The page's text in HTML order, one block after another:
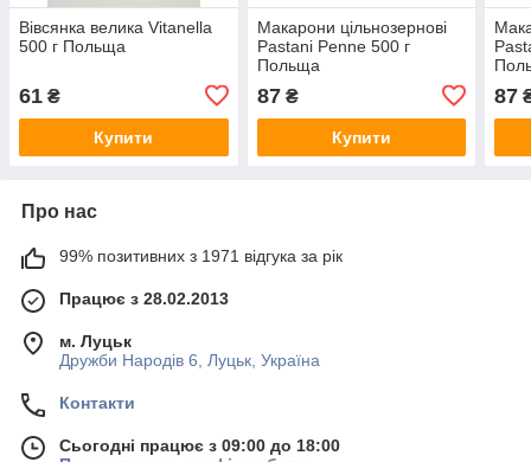
Вівсянка велика Vitanella
500 г Польща
61 ₴
Купити
Макарони цільнозернові
Pastani Penne 500 г
Польща
87₴
Купити
87
Про нас
99% позитивних з 1971 відгука за рік
Працює з 28.02.2013
м. Луцьк
Дружби Народів 6, Луцьк, Україна
Контакти
Сьогодні працює з 09:00 до 18:00